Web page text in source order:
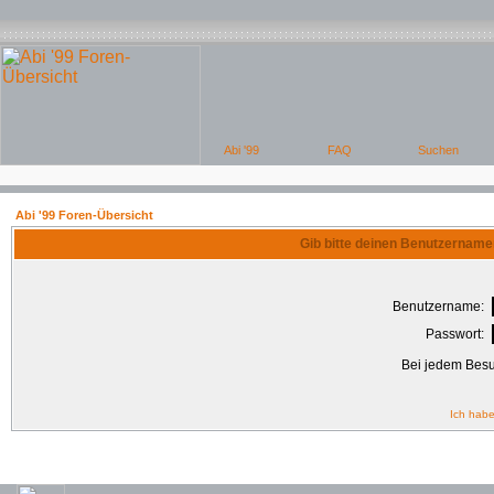
Abi '99 Foren-Übersicht
Gib bitte deinen
Benutzername:
Passwort:
Bei jedem
Ich